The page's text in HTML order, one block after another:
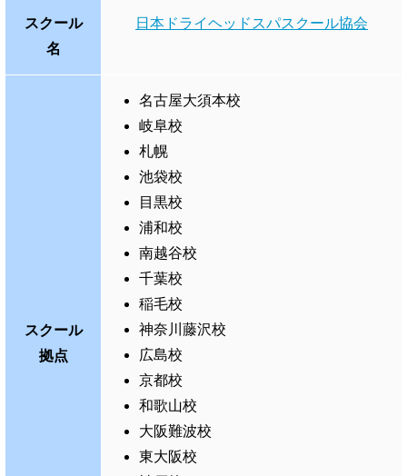
スクール
名
日本ドライヘッドスパスクール協会
スクール
拠点
名古屋大須本校
岐阜校
札幌
池袋校
目黒校
浦和校
南越谷校
千葉校
稲毛校
神奈川藤沢校
広島校
京都校
和歌山校
大阪難波校
東大阪校